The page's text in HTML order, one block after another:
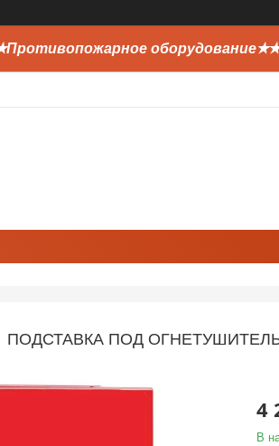
ПОДСТАВКА ПОД ОГНЕТУШИТЕЛЬ
4
В